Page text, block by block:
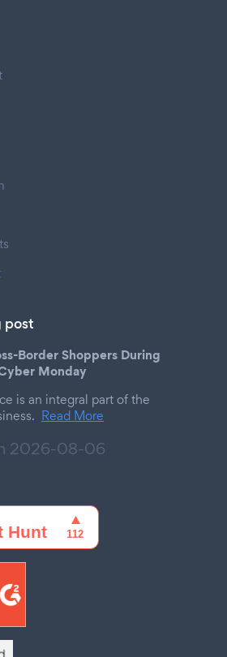
post
Border Shoppers During
Monday
is an integral part of the
Read More
2026-08-06